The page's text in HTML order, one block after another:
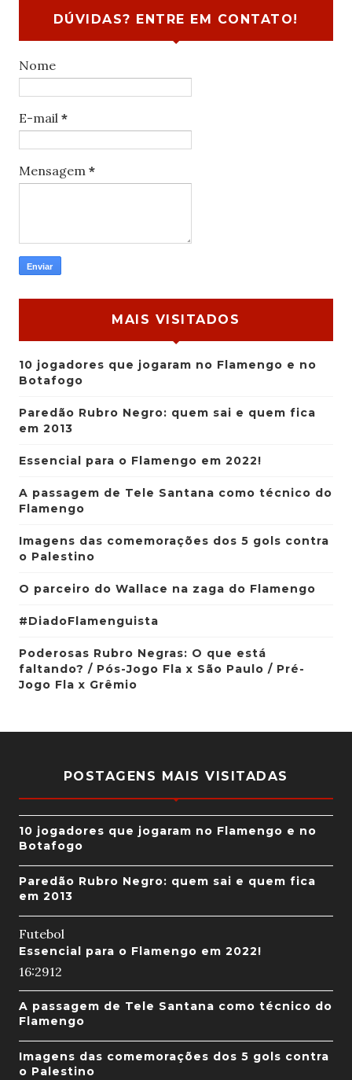
DÚVIDAS? ENTRE EM CONTATO!
Nome
E-mail *
Mensagem *
MAIS VISITADOS
10 jogadores que jogaram no Flamengo e no
Botafogo
Paredão Rubro Negro: quem sai e quem fica
em 2013
Essencial para o Flamengo em 2022!
A passagem de Tele Santana como técnico do
Flamengo
Imagens das comemorações dos 5 gols contra
o Palestino
O parceiro do Wallace na zaga do Flamengo
#DiadoFlamenguista
Poderosas Rubro Negras: O que está
faltando? / Pós-Jogo Fla x São Paulo / Pré-
Jogo Fla x Grêmio
POSTAGENS MAIS VISITADAS
10 jogadores que jogaram no Flamengo e no
Botafogo
Paredão Rubro Negro: quem sai e quem fica
em 2013
Futebol
Essencial para o Flamengo em 2022!
16:2912
A passagem de Tele Santana como técnico do
Flamengo
Imagens das comemorações dos 5 gols contra
o Palestino